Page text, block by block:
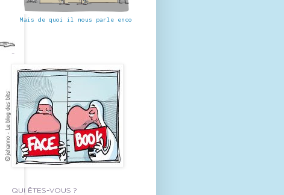
Mais de quoi il nous parle encore ?!! Pour celles et ceux qui n'ont
-
QUI ÊTES-VOUS ?